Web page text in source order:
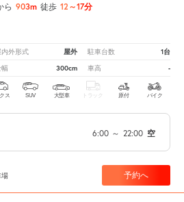
ら 903m 徒歩 12～17分
内外形式 屋外 駐車台数 1台
幅 300cm 車高 -
ス SUV 大型車 トラック 原付 バイク
6:00 ～ 22:00 空
場 予約へ